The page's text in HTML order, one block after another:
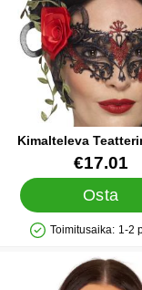
Kimalteleva
Punainen &
Tuote.nro 16123
€17.01
Osta
Saatavuus: Varastossa
Toimitusaika: 1-2
Merkitse glitter